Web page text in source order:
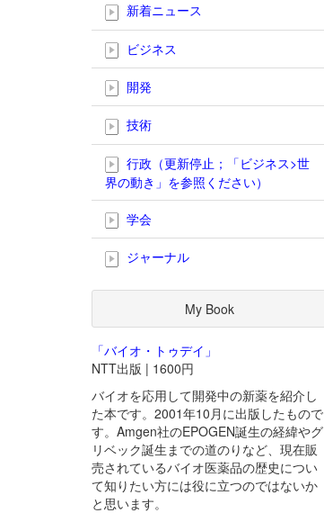
新着ニュース
ビジネス
開発
技術
行政（更新停止；「ビジネス>世
界の動き」を参照ください）
学会
ジャーナル
My Book
「バイオ・トゥデイ」
NTT出版 | 1600円
バイオを応用して開発中の新薬を紹介し
た本です。2001年10月に出版したもので
す。Amgen社のEPOGEN誕生の経緯やグ
リベック誕生までの道のりなど、現在販
売されているバイオ医薬品の歴史につい
て知りたい方には役に立つのではないか
と思います。